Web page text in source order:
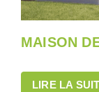
MAISON
LIRE LA